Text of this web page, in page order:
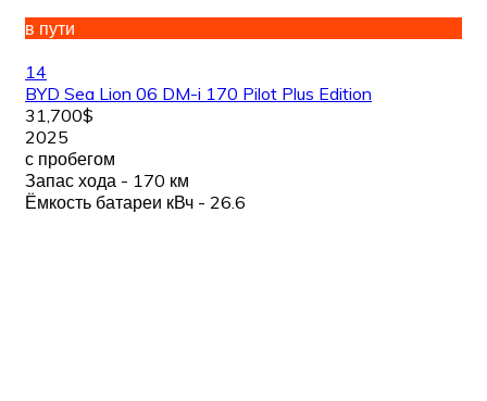
в пути
14
BYD Sea Lion 06 DM-i 170 Pilot Plus Edition
31,700$
2025
с пробегом
Запас хода - 170 км
Ёмкость батареи кВч - 26.6